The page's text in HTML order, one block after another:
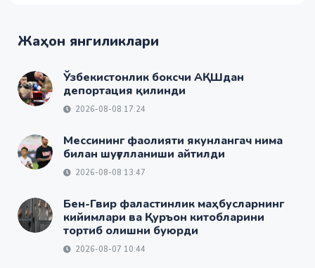
Жаҳон янгиликлари
Ўзбекистонлик боксчи АҚШдан
депортация қилинди
2026-08-08 17:24
Мессининг фаолияти якунлангач нима
билан шуғулланиши айтилди
2026-08-08 13:47
Бен-Гвир фаластинлик маҳбусларнинг
кийимлари ва Қуръон китобларини
тортиб олишни буюрди
2026-08-07 10:44